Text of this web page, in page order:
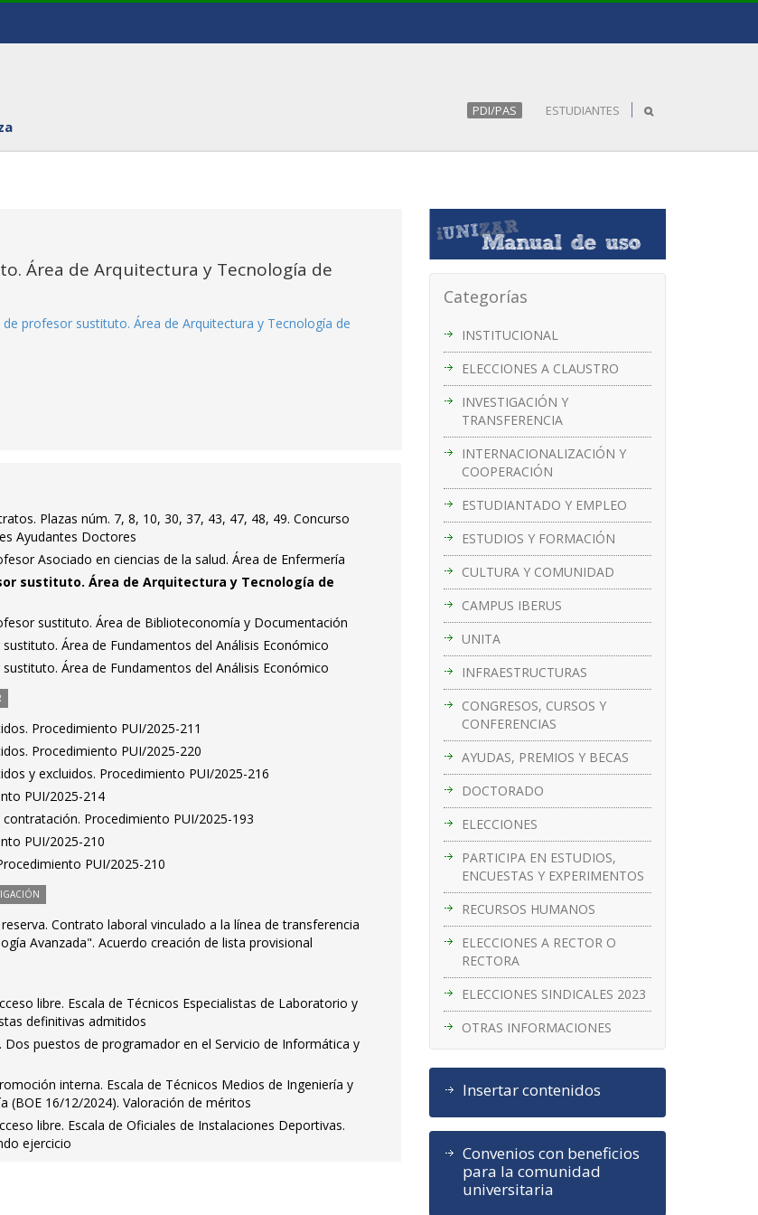
PDI/PAS ESTUDIANTES
Categorías
INSTITUCIONAL
ELECCIONES A CLAUSTRO
INVESTIGACIÓN Y
TRANSFERENCIA
INTERNACIONALIZACIÓN Y
COOPERACIÓN
ESTUDIANTADO Y EMPLEO
ESTUDIOS Y FORMACIÓN
CULTURA Y COMUNIDAD
CAMPUS IBERUS
UNITA
INFRAESTRUCTURAS
CONGRESOS, CURSOS Y
CONFERENCIAS
AYUDAS, PREMIOS Y BECAS
DOCTORADO
ELECCIONES
PARTICIPA EN ESTUDIOS,
ENCUESTAS Y EXPERIMENTOS
RECURSOS HUMANOS
ELECCIONES A RECTOR O
RECTORA
ELECCIONES SINDICALES 2023
OTRAS INFORMACIONES
Insertar contenidos
Convenios con beneficios
para la comunidad
universitaria
Área de Arquitectura y Tecnología de
profesor sustituto. Área de Arquitectura y Tecnología de
Plazas núm. 7, 8, 10, 30, 37, 43, 47, 48, 49. Concurso
Ayudantes Doctores
Asociado en ciencias de la salud. Área de Enfermería
sustituto. Área de Arquitectura y Tecnología de
sustituto. Área de Biblioteconomía y Documentación
Área de Fundamentos del Análisis Económico
Área de Fundamentos del Análisis Económico
Procedimiento PUI/2025-211
Procedimiento PUI/2025-220
y excluidos. Procedimiento PUI/2025-216
PUI/2025-214
Procedimiento PUI/2025-193
PUI/2025-210
PUI/2025-210
Contrato laboral vinculado a la línea de transferencia
Avanzada". Acuerdo creación de lista provisional
libre. Escala de Técnicos Especialistas de Laboratorio y
definitivas admitidos
Dos puestos de programador en el Servicio de Informática y
interna. Escala de Técnicos Medios de Ingeniería y
(BOE 16/12/2024). Valoración de méritos
libre. Escala de Oficiales de Instalaciones Deportivas.
ejercicio